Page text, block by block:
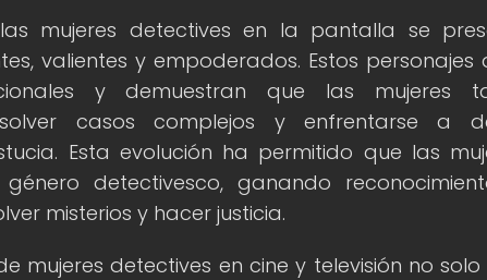
mujeres detectives en la pantalla se
valientes y empoderados. Estos
y demuestran que las mujeres
casos complejos y enfrentarse a
Esta evolución ha permitido que las
detectivesco, ganando
misterios y hacer justicia.
mujeres detectives en cine y televisión no